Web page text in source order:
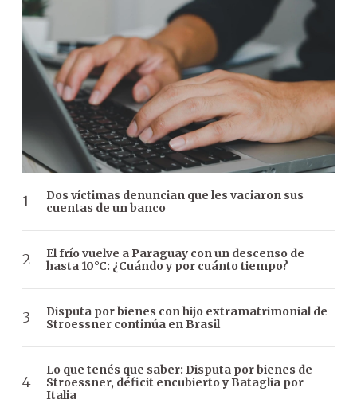
Dos víctimas denuncian que les vaciaron sus
cuentas de un banco
El frío vuelve a Paraguay con un descenso de
hasta 10°C: ¿Cuándo y por cuánto tiempo?
Disputa por bienes con hijo extramatrimonial de
Stroessner continúa en Brasil
Lo que tenés que saber: Disputa por bienes de
Stroessner, déficit encubierto y Bataglia por
Italia